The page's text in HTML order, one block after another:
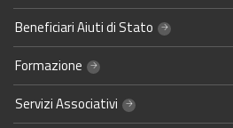
Beneficiari Aiuti di Stato
Formazione
Servizi Associativi